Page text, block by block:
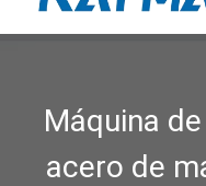
Máquina
acero de